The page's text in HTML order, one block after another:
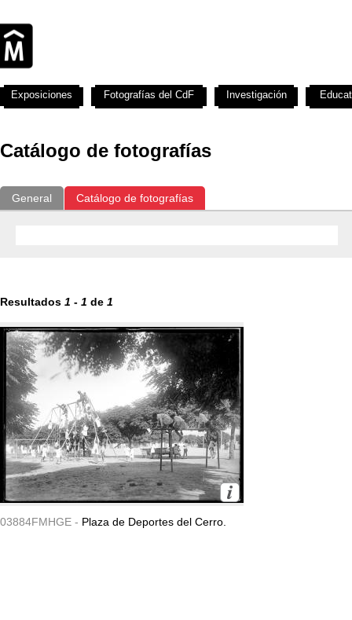
Catálogo de fotografías
General Catálogo de fotografías
Resultados 1 - 1 de 1
03884FMHGE - Plaza de Deportes del Cerro.
Exposiciones Fotografías del CdF Investigación